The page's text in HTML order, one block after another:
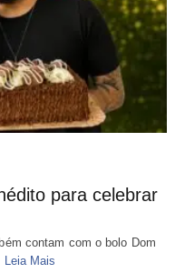
para celebrar
contam com o bolo Dom
Leia Mais